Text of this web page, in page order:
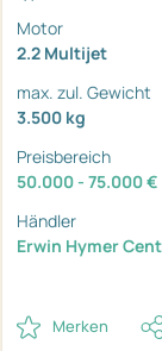
Motor
2.2 Multijet
max. zul. Gewicht
3.500 kg
Preisbereich
50.000 - 75.000 €
Händler
Erwin Hymer
Merken